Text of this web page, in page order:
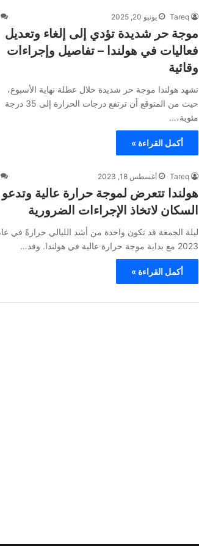
Tareq يونيو 20, 2025
موجة حر شديدة تؤدي إلى إلغاء وتعديل
فعاليات في هولندا – تفاصيل وإجراءات
وقائية
تشهد هولندا موجة حر شديدة خلال عطلة نهاية الأسبوع،
حيث من المتوقع أن ترتفع درجات الحرارة إلى 35 درجة
مئوية،…
أكمل القراءة »
Tareq أغسطس 18, 2023
هولندا تتعرض لموجة حرارة عالية وتدعو
السكان لاتخاذ الإجراءات الضرورية
ليلة الجمعة قد تكون واحدة من أشد الليالي حرارةً في
2023 مع بداية موجة حرارة عالية في هولندا. وقد…
أكمل القراءة »